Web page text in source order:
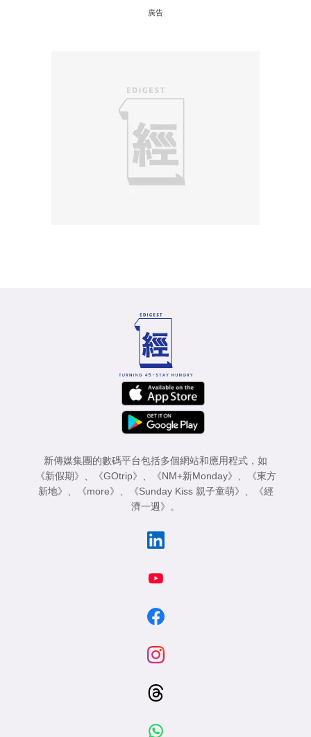
廣告
新傳媒集團的數碼平台包括多個網站和應用程式，如
《新假期》
《GOtrip》 《NM+新Monday》
《東方
新地》
《more》 《Sunday Kiss 親子童萌》
《經
濟一週》
。